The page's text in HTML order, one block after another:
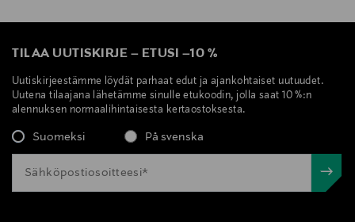
TILAA UUTISKIRJE – ETUSI –10 %
Uutiskirjeestämme löydät parhaat edut ja ajankohtaiset uutuudet.
Uutena tilaajana lähetämme sinulle etukoodin, jolla saat 10 %:n
alennuksen normaalihintaisesta kertaostoksesta.
Suomeksi På svenska